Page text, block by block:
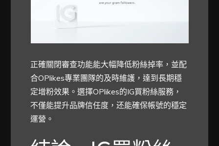
正確關閉審查功能能大幅降低粉絲掉率，並配
合OPlikes專業團隊的及時維護，達到長期穩
定增粉效果。選擇OPlikes的IG買粉絲服務，
不僅能提升品牌信任度，还能確保帳號的穩定
運營。